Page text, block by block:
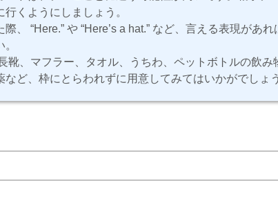
くようにしましょう。
、 “Here.” や “Here’s a hat.” など、言える表現があ
靴、マフラー、タオル、うちわ、ペットボトルの飲み
ど、枠にとらわれずに用意してみてはいかがでしょ